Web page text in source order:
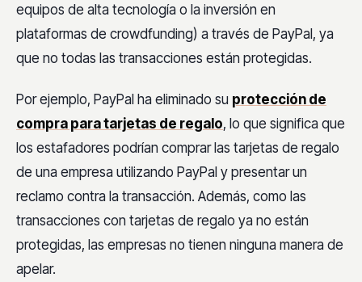
equipos de alta tecnología o la inversión en
plataformas de crowdfunding) a través de PayPal, ya
que no todas las transacciones están protegidas.
Por ejemplo, PayPal ha eliminado su protección de
compra para tarjetas de regalo, lo que significa que
los estafadores podrían comprar las tarjetas de regalo
de una empresa utilizando PayPal y presentar un
reclamo contra la transacción. Además, como las
transacciones con tarjetas de regalo ya no están
protegidas, las empresas no tienen ninguna manera de
apelar.